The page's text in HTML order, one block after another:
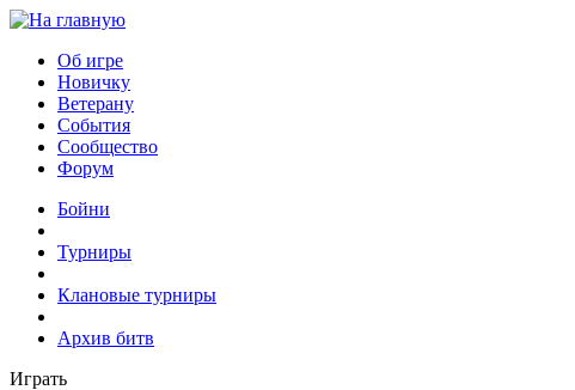
Об игре
Новичку
Ветерану
События
Сообщество
Форум
Бойни
Турниры
Клановые турниры
Архив битв
Играть